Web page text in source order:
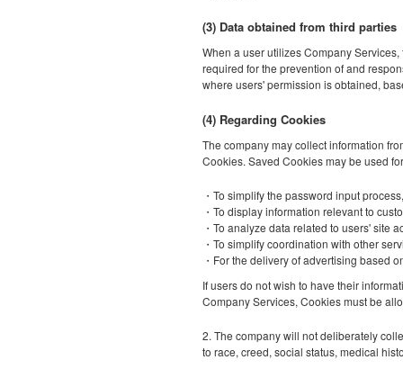
(3) Data obtained from third parties
When a user utilizes Company
required for the prevention of and
where users' permission is obtained,
(4) Regarding Cookies
The company may collect information
Cookies. Saved Cookies may be used
・To simplify the password input
・To display information relevant to
・To analyze data related to users' site
・To simplify coordination with other
・For the delivery of advertising based
If users do not wish to have their
Company Services, Cookies must be
2. The company will not deliberately
to race, creed, social status, medical